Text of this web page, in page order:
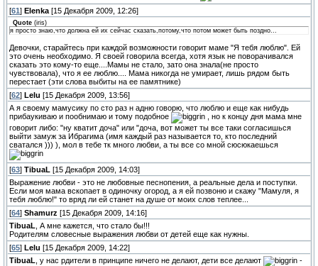
[61] Elenka [15 Декабря 2009, 12:26]
Quote (iris)
я просто знаю,что должна ей их сейчас сказать,потому,что потом может быть поздно...
Девочки, старайтесь при каждой возможности говорит маме "Я тебя люблю". Ей
это очень необходимо. Я своей говорила всегда, хотя язык не поворачивался
сказать это кому-то еще....Мамы не стало, зато она знала(не просто
чувствовала), что я ее люблю.... Мама никогда не умирает, лишь рядом быть
перестает (эти слова выбиты на ее памятнике)
[62] Lelu [15 Декабря 2009, 13:56]
А я своему мамусику по сто раз н адню говорю, что люблю и еще как нибудь
прибаукиваю и пообнимаю и тому подобное
, но к концу дня мама мне
говорит либо: "ну кватит доча" или "доча, вот может ты все таки согласишься
выйти замуж за Ибрагима (имя каждый раз называется то, кто последний
сватался ))) ), мол в тебе тк много любви, а ты все со мной сюсюкаешься
[63] TibuaL [15 Декабря 2009, 14:03]
Выражение любви - это не любовные песнопения, а реальные дела и поступки.
Если моя мама вскопает в одиночку огород, а я ей позвоню и скажу "Мамуля, я
тебя люблю!" то вряд ли ей станет на душе от моих слов теплее...
[64] Shamurz [15 Декабря 2009, 14:16]
TibuaL , А мне кажется, что стало бы!!!
Родителям словесные выражения любви от детей еще как нужны.
[65] Lelu [15 Декабря 2009, 14:22]
TibuaL , у нас рдители в принципе ничего не делают, дети все делают
-